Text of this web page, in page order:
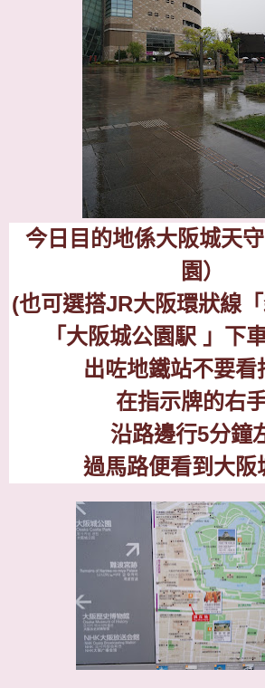
今日目的地係大阪城天
園）
(也可選搭JR大阪環狀線
「大阪城公園駅 」下
出咗地鐵站不要看
在指示牌的右
沿路邊行5分鐘
過馬路便看到大阪